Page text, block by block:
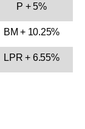
P + 5%
BM + 10.25%
LPR + 6.55%